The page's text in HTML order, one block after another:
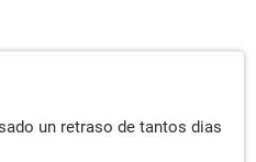
un retraso de tantos dias